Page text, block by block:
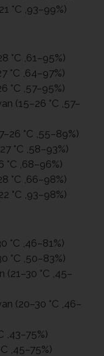
°C ,93–99%)
°C ,61–95%)
°C ,64–97%)
°C ,57–95%)
(15–26 °C ,57–
°C ,55–89%)
°C ,58–93%)
°C ,68–96%)
°C ,66–98%)
°C ,93–98%)
°C ,46–81%)
°C ,50–83%)
(21–30 °C ,45–
(20–30 °C ,46–
,43–75%)
,45–75%)